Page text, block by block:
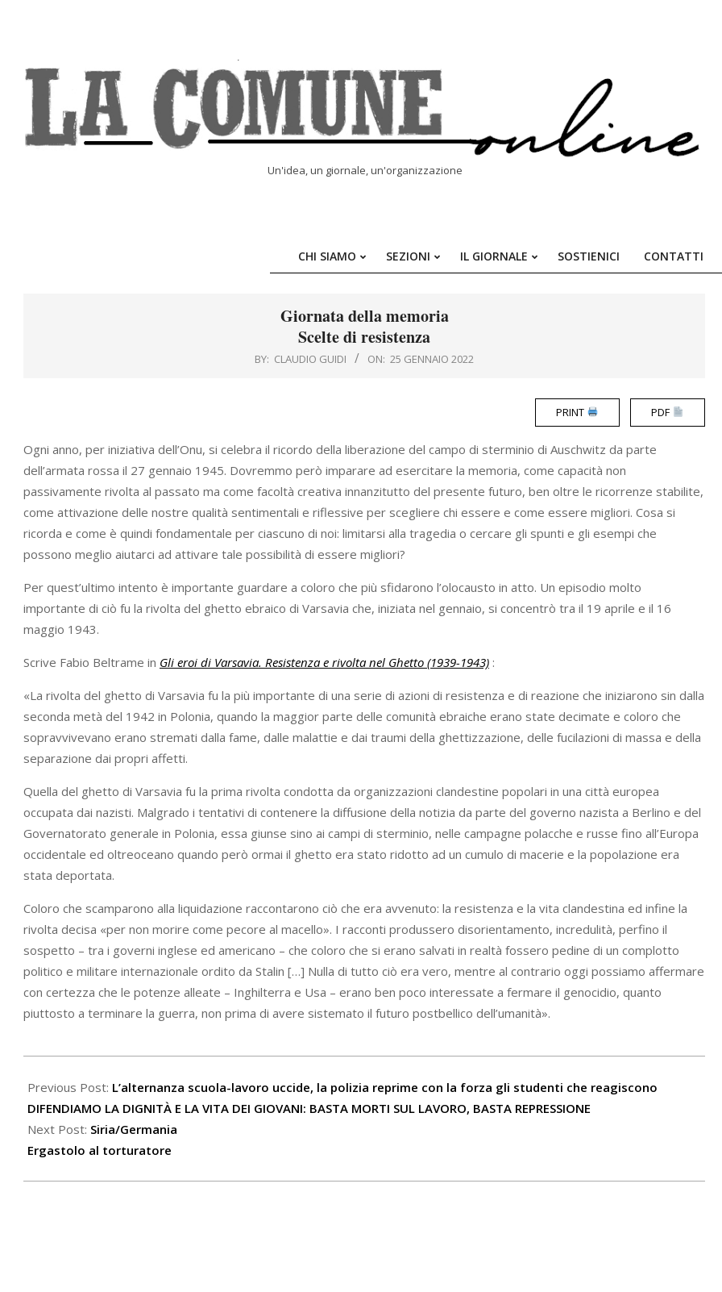
Un'idea, un giornale, un'organizzazione
Primary
CHI SIAMO SEZIONI IL GIORNALE SOSTIENICI CONTATTI
Giornata della memoria
Scelte di resistenza
BY: CLAUDIO GUIDI ON: 25 GENNAIO 2022
PRINT PDF
Ogni anno, per iniziativa dell’Onu, si celebra il ricordo della liberazione del campo di sterminio di Auschwitz da parte
dell’armata rossa il 27 gennaio 1945. Dovremmo però imparare ad esercitare la memoria, come capacità non
passivamente rivolta al passato ma come facoltà creativa innanzitutto del presente futuro, ben oltre le ricorrenze stabilite,
come attivazione delle nostre qualità sentimentali e riflessive per scegliere chi essere e come essere migliori. Cosa si
ricorda e come è quindi fondamentale per ciascuno di noi: limitarsi alla tragedia o cercare gli spunti e gli esempi che
possono meglio aiutarci ad attivare tale possibilità di essere migliori?
Per quest’ultimo intento è importante guardare a coloro che più sfidarono l’olocausto in atto. Un episodio molto
importante di ciò fu la rivolta del ghetto ebraico di Varsavia che, iniziata nel gennaio, si concentrò tra il 19 aprile e il 16
maggio 1943.
Scrive Fabio Beltrame in Gli eroi di Varsavia. Resistenza e rivolta nel Ghetto (1939-1943) :
«La rivolta del ghetto di Varsavia fu la più importante di una serie di azioni di resistenza e di reazione che iniziarono sin dalla
seconda metà del 1942 in Polonia, quando la maggior parte delle comunità ebraiche erano state decimate e coloro che
sopravvivevano erano stremati dalla fame, dalle malattie e dai traumi della ghettizzazione, delle fucilazioni di massa e della
separazione dai propri affetti.
Quella del ghetto di Varsavia fu la prima rivolta condotta da organizzazioni clandestine popolari in una città europea
occupata dai nazisti. Malgrado i tentativi di contenere la diffusione della notizia da parte del governo nazista a Berlino e del
Governatorato generale in Polonia, essa giunse sino ai campi di sterminio, nelle campagne polacche e russe fino all’Europa
occidentale ed oltreoceano quando però ormai il ghetto era stato ridotto ad un cumulo di macerie e la popolazione era
stata deportata.
Coloro che scamparono alla liquidazione raccontarono ciò che era avvenuto: la resistenza e la vita clandestina ed infine la
rivolta decisa «per non morire come pecore al macello». I racconti produssero disorientamento, incredulità, perfino il
sospetto – tra i governi inglese ed americano – che coloro che si erano salvati in realtà fossero pedine di un complotto
politico e militare internazionale ordito da Stalin […] Nulla di tutto ciò era vero, mentre al contrario oggi possiamo affermare
con certezza che le potenze alleate – Inghilterra e Usa – erano ben poco interessate a fermare il genocidio, quanto
piuttosto a terminare la guerra, non prima di avere sistemato il futuro postbellico dell’umanità».
01-
25
Previous Post: L’alternanza scuola-lavoro uccide, la polizia reprime con la forza gli studenti che reagiscono
DIFENDIAMO LA DIGNITÀ E LA VITA DEI GIOVANI: BASTA MORTI SUL LAVORO, BASTA REPRESSIONE
Next Post: Siria/Germania
Ergastolo al torturatore